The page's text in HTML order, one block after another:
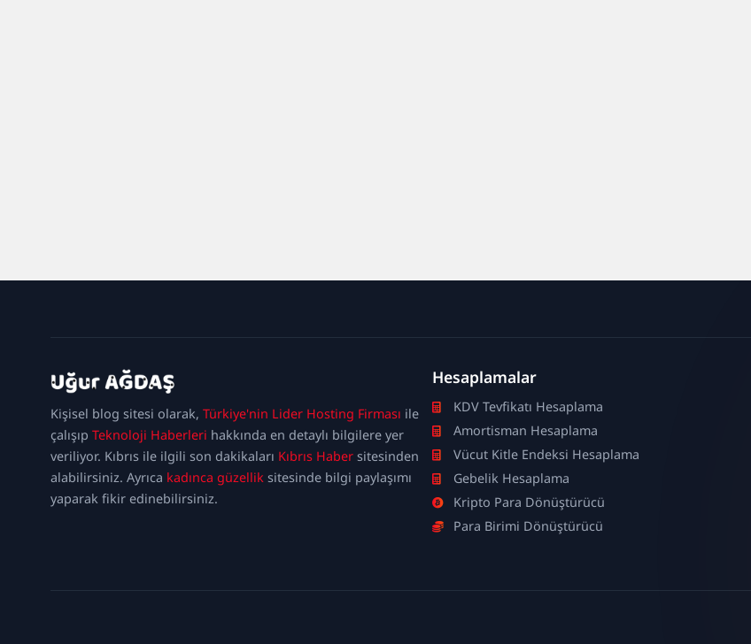
Kişisel blog sitesi olarak, Türkiye'nin Lider Hosting Firması ile
çalışıp Teknoloji Haberleri hakkında en detaylı bilgilere yer
veriliyor. Kıbrıs ile ilgili son dakikaları Kıbrıs Haber sitesinden
alabilirsiniz. Ayrıca kadınca güzellik sitesinde bilgi paylaşımı
yaparak fikir edinebilirsiniz.
kadıköy
escortmaltepe
escort ataşehir
escortümraniye
escort
Hesaplamalar
KDV Tevfikatı Hesaplama
Amortisman Hesaplama
Vücut Kitle Endeksi Hesaplama
Gebelik Hesaplama
Kripto Para Dönüştürücü
Para Birimi Dönüştürücü